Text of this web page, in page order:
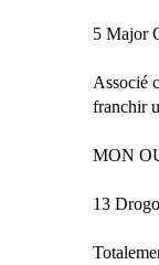
5 Major
Associé
franchir
MON
13 Drogo